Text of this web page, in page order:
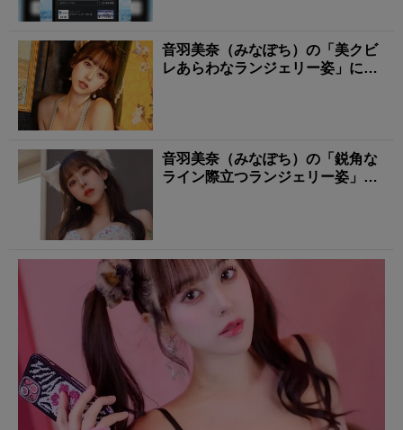
音羽美奈（みなぽち）の「美クビ
レあらわなランジェリー姿」にも
音羽美奈（みなぽち）の「鋭角な
ライン際立つランジェリー姿」に